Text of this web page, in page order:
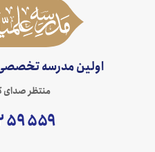
اولین مدرسه تخصصی
منتظر صدای